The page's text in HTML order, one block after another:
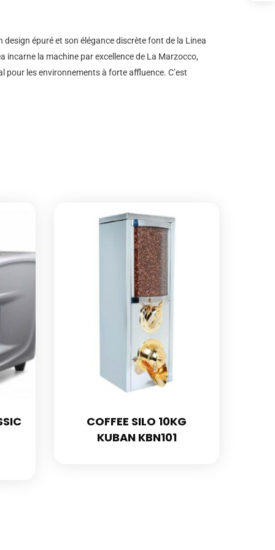
épuré et son élégance discrète font de la Linea
incarne la machine par excellence de La Marzocco,
pour les environnements à forte affluence. C’est
COFFEE SILO 10KG
KUBAN KBN101